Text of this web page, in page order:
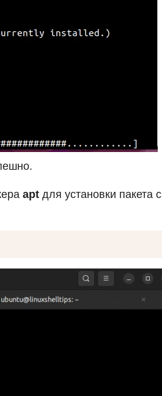
apt для установки пакета с